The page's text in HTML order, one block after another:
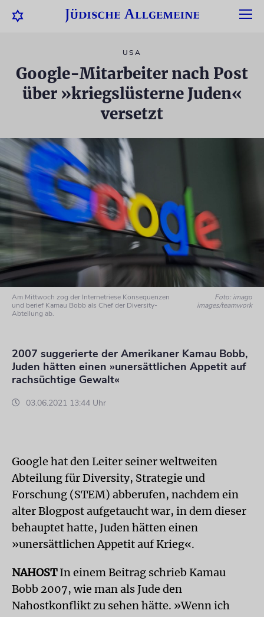
USA
Google-Mitarbeiter nach Post
über »kriegslüsterne Juden«
versetzt
Am Mittwoch zog der Internetriese Konsequenzen
und berief Kamau Bobb als Chef der Diversity-
Abteilung ab.
Foto: imago
images/teamwork
2007 suggerierte der Amerikaner Kamau Bobb,
Juden hätten einen »unersättlichen Appetit auf
rachsüchtige Gewalt«
03.06.2021 13:44 Uhr
Google hat den Leiter seiner weltweiten
Abteilung für Diversity, Strategie und
Forschung (STEM) abberufen, nachdem ein
alter Blogpost aufgetaucht war, in dem dieser
behauptet hatte, Juden hätten einen
»unersättlichen Appetit auf Krieg«.
NAHOSTIn einem Beitrag schrieb Kamau
Bobb 2007, wie man als Jude den
Nahostkonflikt zu sehen hätte. »Wenn ich